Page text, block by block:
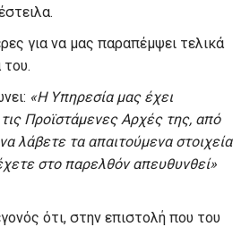
για να μας παραπέμψει τελικά
του.
«Η Υπηρεσία μας έχει
Προϊστάμενες Αρχές της, από
λάβετε τα απαιτούμενα στοιχεία
στο παρελθόν απευθυνθεί»
ότι, στην επιστολή που του